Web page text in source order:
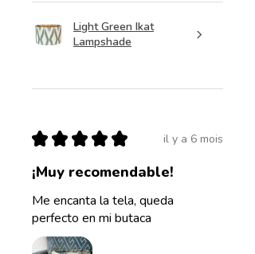
Light Green Ikat
Lampshade
★ ★ ★ ★ ★ il y a 6 mois
¡Muy recomendable!
Me encanta la tela, queda
perfecto en mi butaca